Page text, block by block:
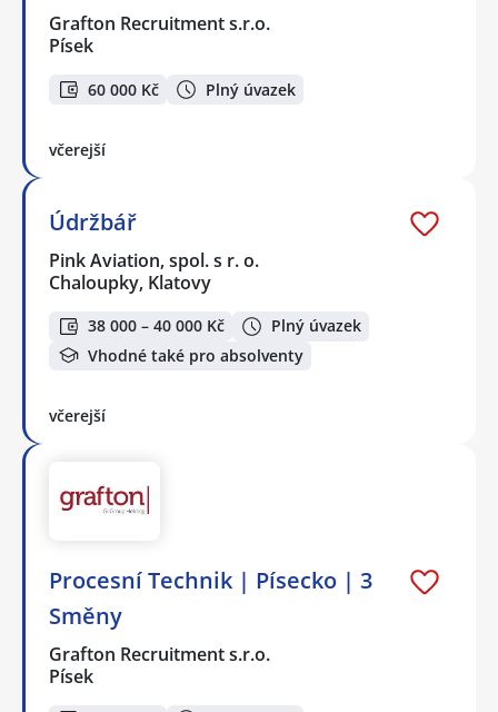
Grafton Recruitment s.r.o.
Písek
60 000 Kč Plný úvazek
včerejší
Údržbář
Pink Aviation, spol. s r. o.
Chaloupky, Klatovy
38 000 – 40 000 Kč
Plný úvazek
Vhodné také pro absolventy
včerejší
Procesní Technik | Písecko | 3
Směny
Grafton Recruitment s.r.o.
Písek